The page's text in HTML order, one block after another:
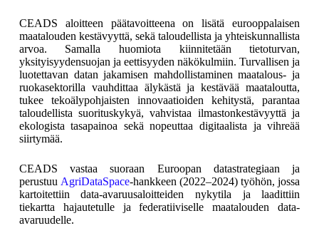
CEADS aloitteen päätavoitteena on lisätä eurooppalaisen
maatalouden kestävyyttä, sekä taloudellista ja yhteiskunnallista
arvoa. Samalla huomiota kiinnitetään tietoturvan,
yksityisyydensuojan ja eettisyyden näkökulmiin. Turvallisen ja
luotettavan datan jakamisen mahdollistaminen maatalous- ja
ruokasektorilla vauhdittaa älykästä ja kestävää maataloutta,
tukee tekoälypohjaisten innovaatioiden kehitystä, parantaa
taloudellista suorituskykyä, vahvistaa ilmastonkestävyyttä ja
ekologista tasapainoa sekä nopeuttaa digitaalista ja vihreää
siirtymää.
CEADS vastaa suoraan Euroopan datastrategiaan ja
perustuu AgriDataSpace-hankkeen (2022–2024) työhön, jossa
kartoitettiin data-avaruusaloitteiden nykytila ja laadittiin
tiekartta hajautetulle ja federatiiviselle maatalouden data-
avaruudelle.